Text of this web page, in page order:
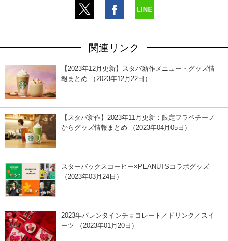
関連リンク
【2023年12月更新】スタバ新作メニュー・グッズ情
報まとめ （2023年12月22日）
【スタバ新作】2023年11月更新：限定フラペチーノ
からグッズ情報まとめ （2023年04月05日）
スターバックスコーヒー×PEANUTSコラボグッズ
（2023年03月24日）
2023年バレンタインチョコレート／ドリンク／スイ
ーツ （2023年01月20日）